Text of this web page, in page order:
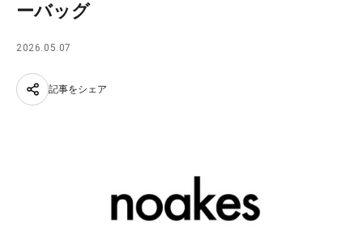
JP
ーバッグ
2026.05.07
記事をシェア